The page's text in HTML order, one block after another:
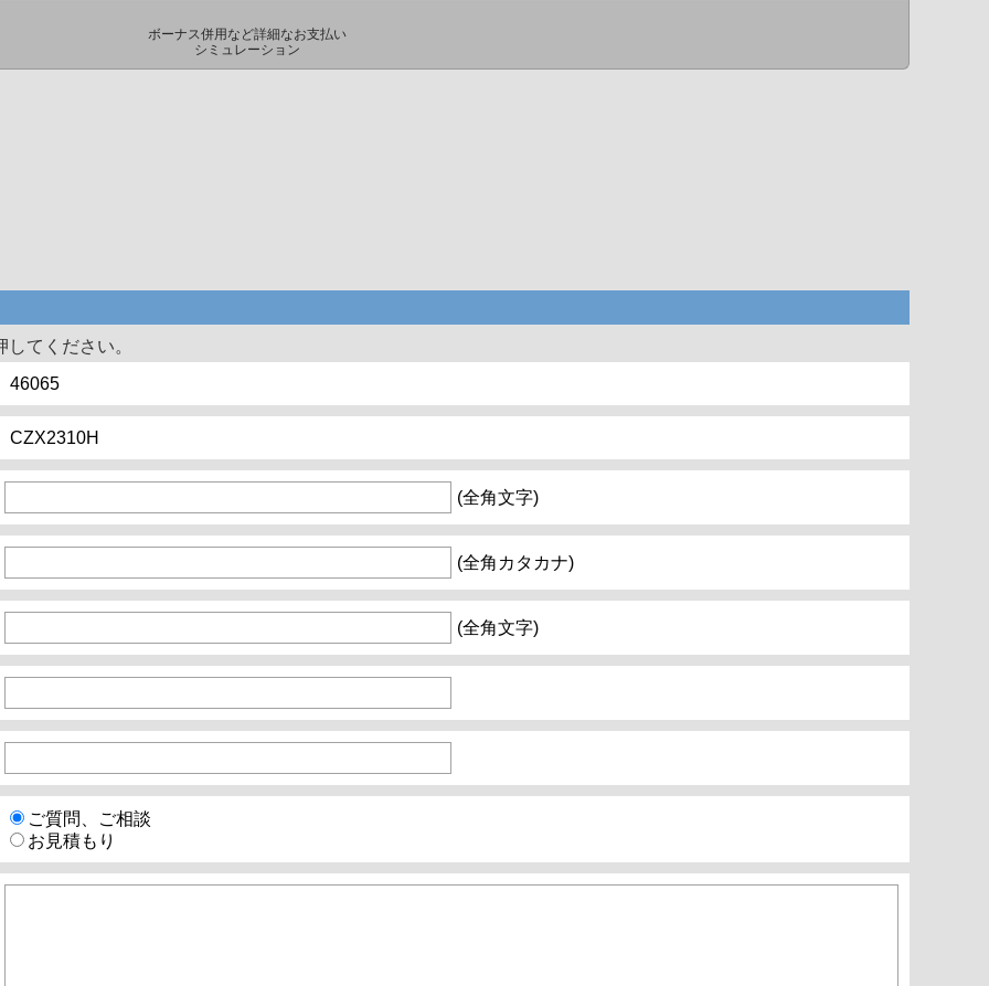
ボーナス併用など詳細なお支払い
シミュレーション
てください。
46065
CZX2310H
(全角文字)
(全角カタカナ)
(全角文字)
ご質問、ご相談
お見積もり